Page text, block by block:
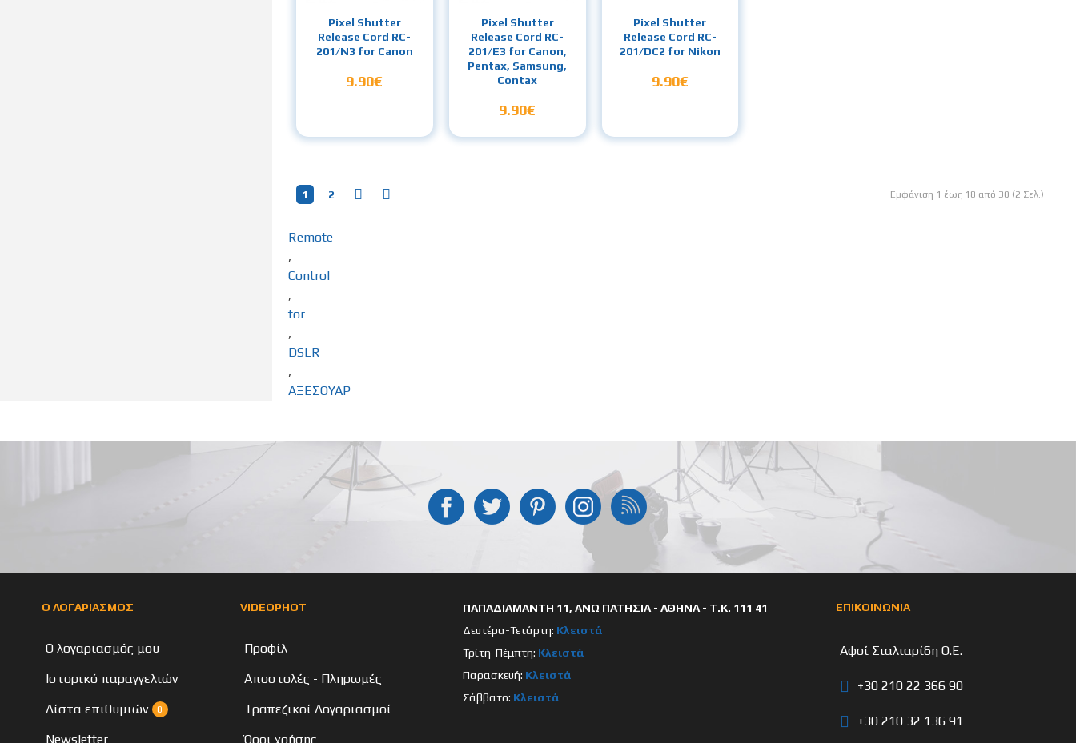
Pixel Shutter
Release Cord RC-
201/N3 for Canon
9.90€
Pixel Shutter
Release Cord RC-
201/E3 for Canon,
Pentax, Samsung,
Contax
9.90€
Pixel Shutter
Release Cord RC-
201/DC2 for Nikon
9.90€
1 2 Εμφάνιση 1 έως 18 από 30 (2 Σελ.)
Remote
,
Control
,
for
,
DSLR
,
ΑΞΕΣΟΥΑΡ
Ο ΛΟΓΑΡΙΑΣΜΟΣ
Ο λογαριασμός μου
Ιστορικό παραγγελιών
Λίστα επιθυμιών
0
Newsletter
VIDEOPHOT
Προφίλ
Αποστολές - Πληρωμές
Τραπεζικοί Λογαριασμοί
Όροι χρήσης
ΠΑΠΑΔΙΑΜΑΝΤΗ 11, ΑΝΩ ΠΑΤΗΣΙΑ - ΑΘΗΝΑ - Τ.Κ. 111 41
Δευτέρα-Τετάρτη: Κλειστά
Τρίτη-Πέμπτη: Κλειστά
Παρασκευή: Κλειστά
Σάββατο: Κλειστά
ΕΠΙΚΟΙΝΩΝΙΑ
Αφοί Σιαλιαρίδη Ο.Ε.
+30 210 22 366 90
+30 210 32 136 91